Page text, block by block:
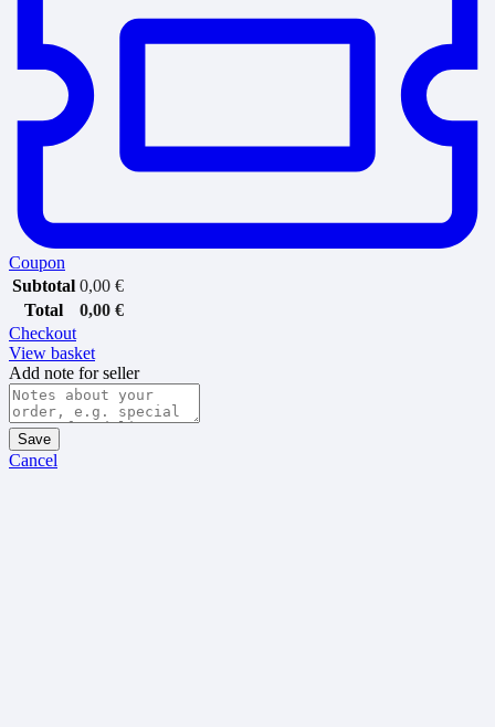
Coupon
Subtotal 0,00 €
Total
0,00 €
Checkout
View basket
Add note for seller
Save
Cancel